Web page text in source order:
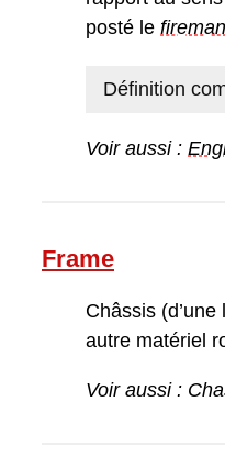
posté le fireman
Définition
Voir aussi :
Frame
Châssis
autre matériel
Voir aussi :